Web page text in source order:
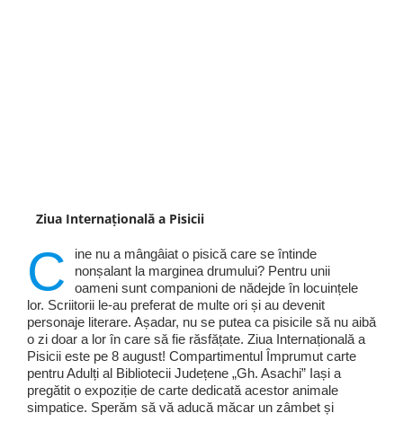
Ziua Internațională a Pisicii
C
ine nu a mângâiat o pisică care se întinde
nonșalant la marginea drumului? Pentru unii
oameni sunt companioni de nădejde în locuințele
lor. Scriitorii le-au preferat de multe ori și au devenit
personaje literare. Așadar, nu se putea ca pisicile să nu aibă
o zi doar a lor în care să fie răsfățate. Ziua Internațională a
Pisicii este pe 8 august! Compartimentul Împrumut carte
pentru Adulți al Bibliotecii Județene „Gh. Asachi” Iași a
pregătit o expoziție de carte dedicată acestor animale
simpatice. Sperăm să vă aducă măcar un zâmbet și